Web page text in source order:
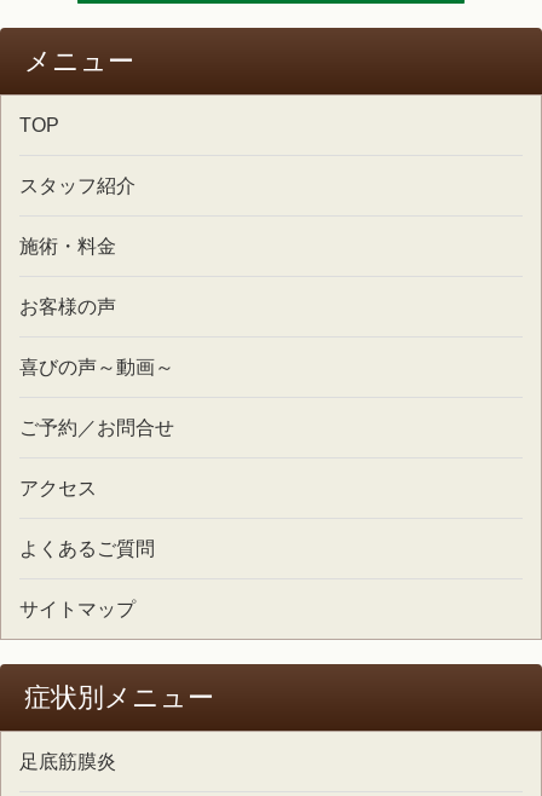
メニュー
TOP
スタッフ紹介
施術・料金
お客様の声
喜びの声～動画～
ご予約／お問合せ
アクセス
よくあるご質問
サイトマップ
症状別メニュー
足底筋膜炎